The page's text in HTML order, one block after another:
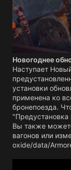
Новогоднее
Наступает
установки
применена ко
бронепоезда.
"Предустановка
Вы также
вагонов или
oxide/data/